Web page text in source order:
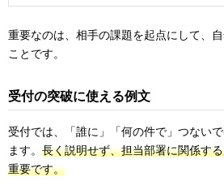
重要なのは、相手の課題を起点にして、
ことです。
受付の突破に使える例文
受付では、「誰に」「何の件で」つない
ます。 長く説明せず、担当部署に関係す
重要です。